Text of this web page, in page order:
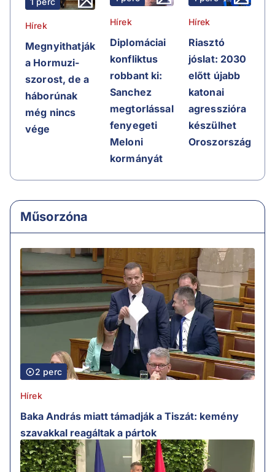
Hírek
Megnyithatják
a Hormuzi-
szorost, de a
háborúnak
még nincs
vége
Hírek
Diplomáciai
konfliktus
robbant ki:
Sanchez
megtorlással
fenyegeti
Meloni
kormányát
Hírek
Riasztó
jóslat: 2030
előtt újabb
katonai
agresszióra
készülhet
Oroszország
Műsorzóna
2 perc
Hírek
Baka András miatt támadják a Tiszát: kemény
szavakkal reagáltak a pártok